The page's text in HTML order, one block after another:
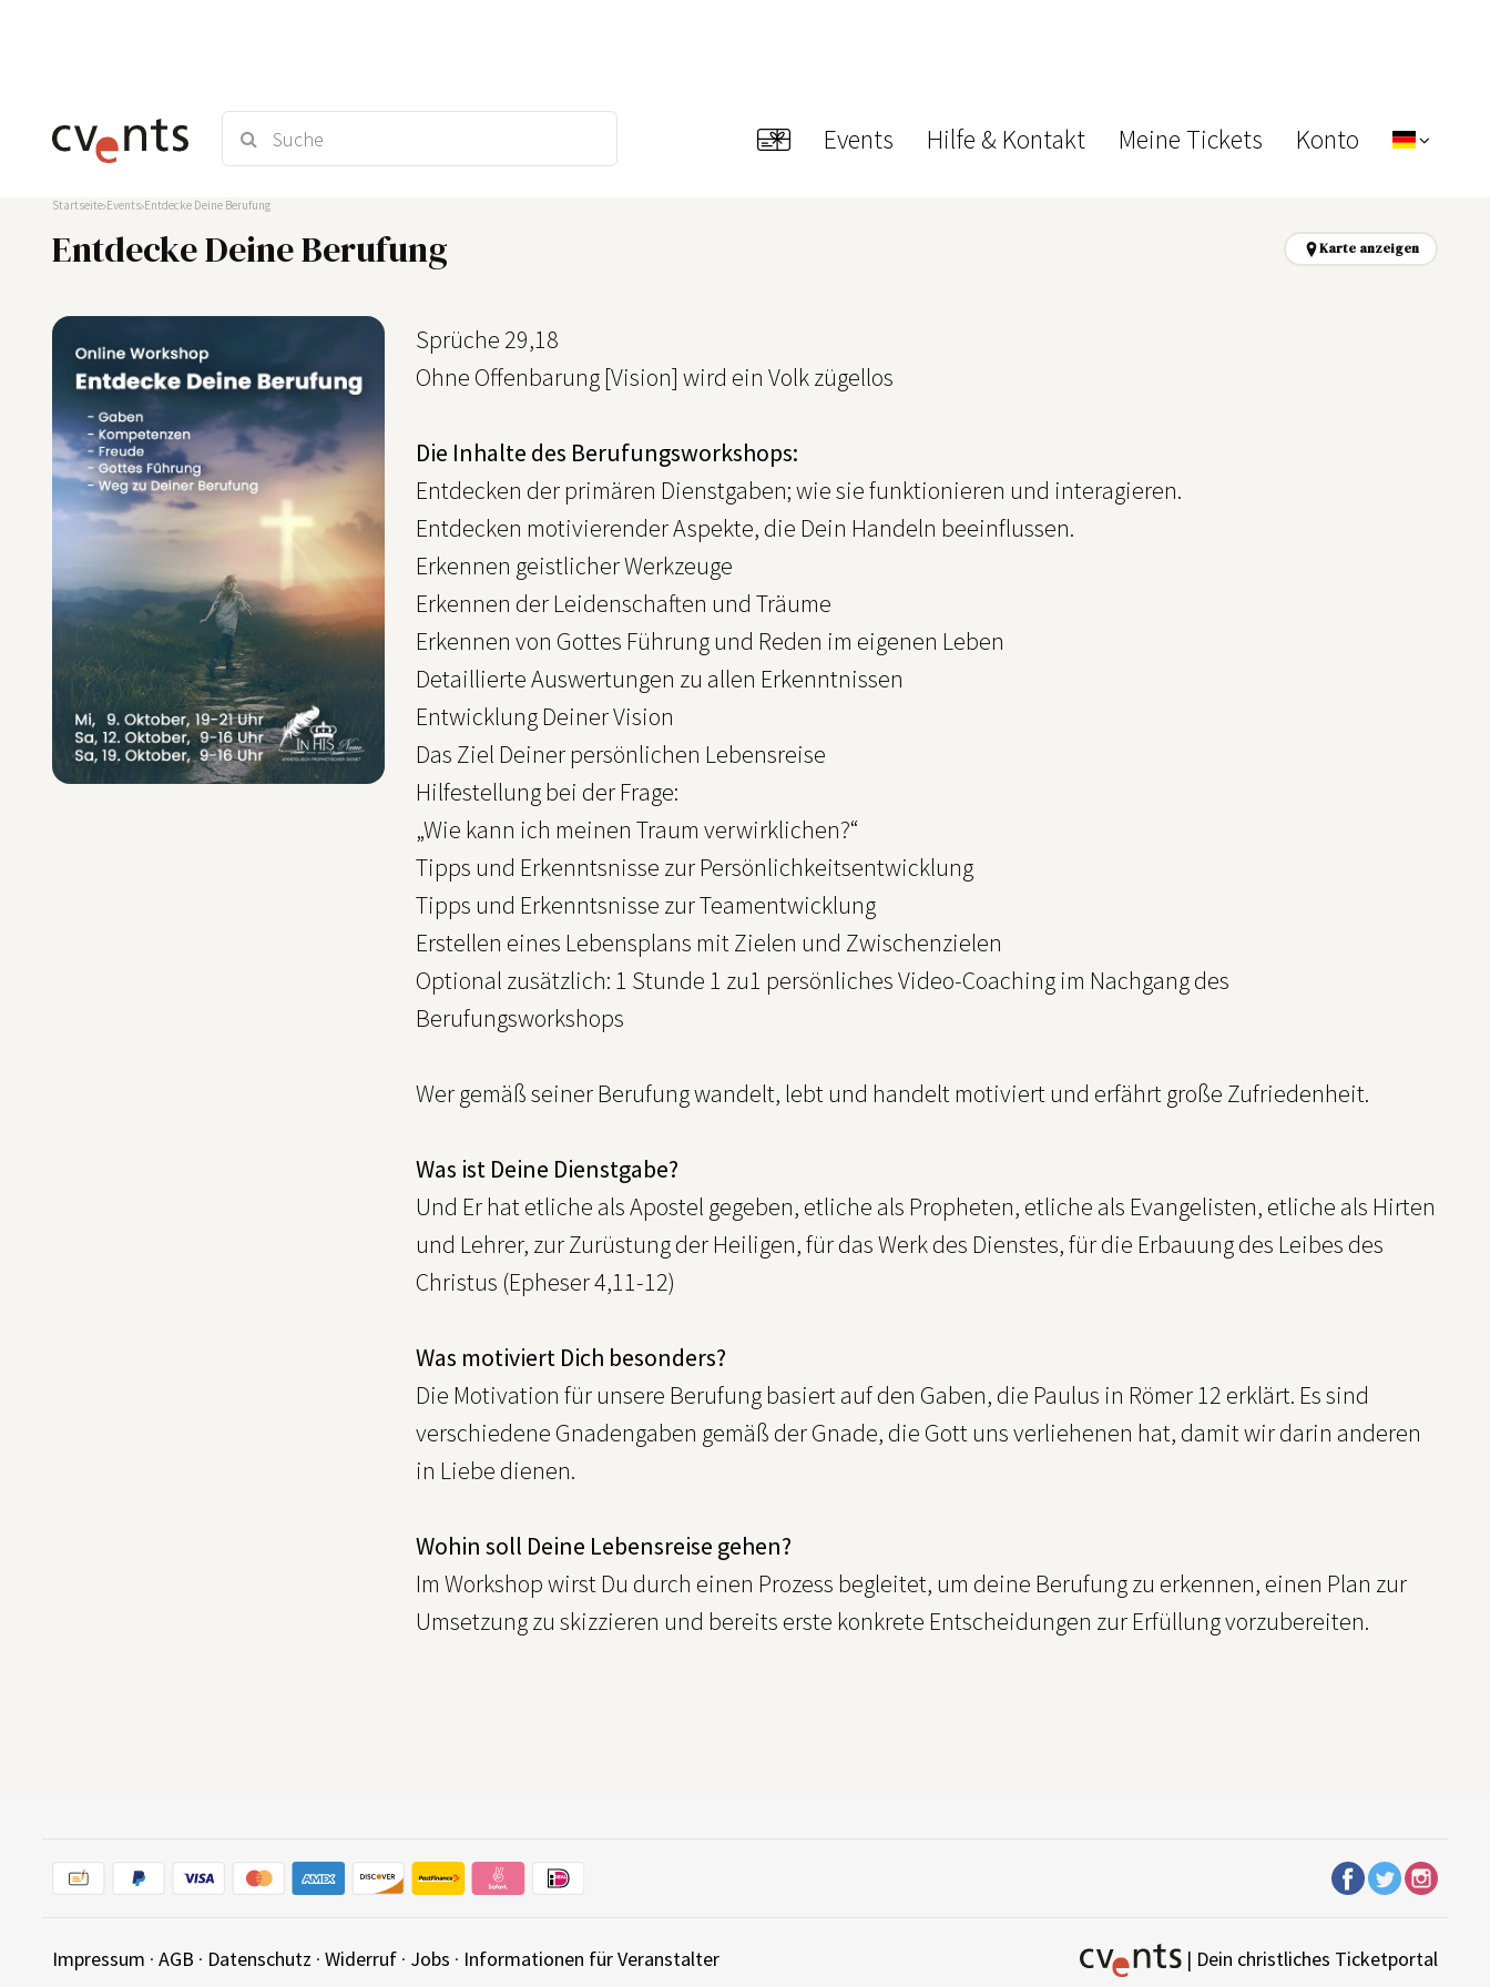
Events Hilfe & Kontakt Meine Tickets Konto
Startseite Events Entdecke Deine Berufung
Entdecke Deine Berufung Karte anzeigen
Sprüche 29,18
Ohne Offenbarung [Vision] wird ein Volk zügellos
Die Inhalte des Berufungsworkshops:
Entdecken der primären Dienstgaben; wie sie funktionieren und interagieren.
Entdecken motivierender Aspekte, die Dein Handeln beeinflussen.
Erkennen geistlicher Werkzeuge
Erkennen der Leidenschaften und Träume
Erkennen von Gottes Führung und Reden im eigenen Leben
Detaillierte Auswertungen zu allen Erkenntnissen
Entwicklung Deiner Vision
Das Ziel Deiner persönlichen Lebensreise
Hilfestellung bei der Frage:
„Wie kann ich meinen Traum verwirklichen?“
Tipps und Erkenntsnisse zur Persönlichkeitsentwicklung
Tipps und Erkenntsnisse zur Teamentwicklung
Erstellen eines Lebensplans mit Zielen und Zwischenzielen
Optional zusätzlich: 1 Stunde 1 zu1 persönliches Video-Coaching im Nachgang des
Berufungsworkshops
Wer gemäß seiner Berufung wandelt, lebt und handelt motiviert und erfährt große Zufriedenheit.
Was ist Deine Dienstgabe?
Und Er hat etliche als Apostel gegeben, etliche als Propheten, etliche als Evangelisten, etliche als Hirten
und Lehrer, zur Zurüstung der Heiligen, für das Werk des Dienstes, für die Erbauung des Leibes des
Christus (Epheser 4,11-12)
Was motiviert Dich besonders?
Die Motivation für unsere Berufung basiert auf den Gaben, die Paulus in Römer 12 erklärt. Es sind
verschiedene Gnadengaben gemäß der Gnade, die Gott uns verliehenen hat, damit wir darin anderen
in Liebe dienen.
Wohin soll Deine Lebensreise gehen?
Im Workshop wirst Du durch einen Prozess begleitet, um deine Berufung zu erkennen, einen Plan zur
Umsetzung zu skizzieren und bereits erste konkrete Entscheidungen zur Erfüllung vorzubereiten.
Impressum · AGB · Datenschutz · Widerruf · Jobs · Informationen für Veranstalter | Dein christliches Ticketportal